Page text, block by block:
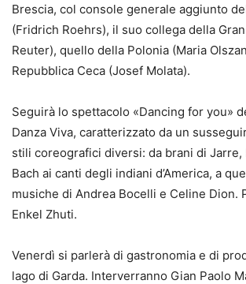
Brescia, col console generale aggiunto
(Fridrich Roehrs), il suo collega della
Reuter), quello della Polonia (Maria
Repubblica Ceca (Josef Molata).
Seguirà lo spettacolo «Dancing for you»
Danza Viva, caratterizzato da un
stili coreografici diversi: da brani di Jarre,
Bach ai canti degli indiani d’America, a
musiche di Andrea Bocelli e Celine Dion.
Enkel Zhuti.
Venerdì si parlerà di gastronomia e di
lago di Garda. Interverranno Gian Paolo